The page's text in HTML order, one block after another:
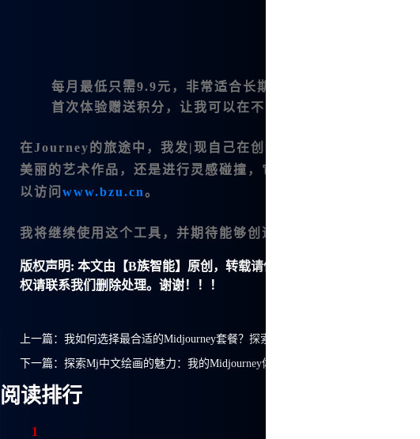
每月最低只需9.9元 ，非常适合长期使用者。
首次体验赠送积分 ，让我可以在不花费任何费用的情况下
在Journey的旅途中，我发|现自己在创造中不断进步，
美丽的艺术作品，还是进行灵感碰撞，它都无疑是一个完美
以访问 www.bzu.cn。
我将继续使用这个工具，并期待能够创造出更多优秀的作品。
版权声明: 本文由【B族智能】原创，转载请保留链接: https://
权请联系我们删除处理。谢谢！！！
上一篇： 我如何选择最合适的Midjourney套餐？探索Mj中文绘画的无限可能性
下一篇： 探索Mj中文绘画的魅力：我的Midjourney体验之旅
阅读排行
1